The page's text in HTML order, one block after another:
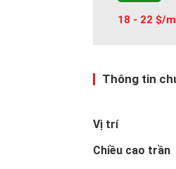
18 - 22 $/
Thông tin
Vị trí
Chiều cao trần